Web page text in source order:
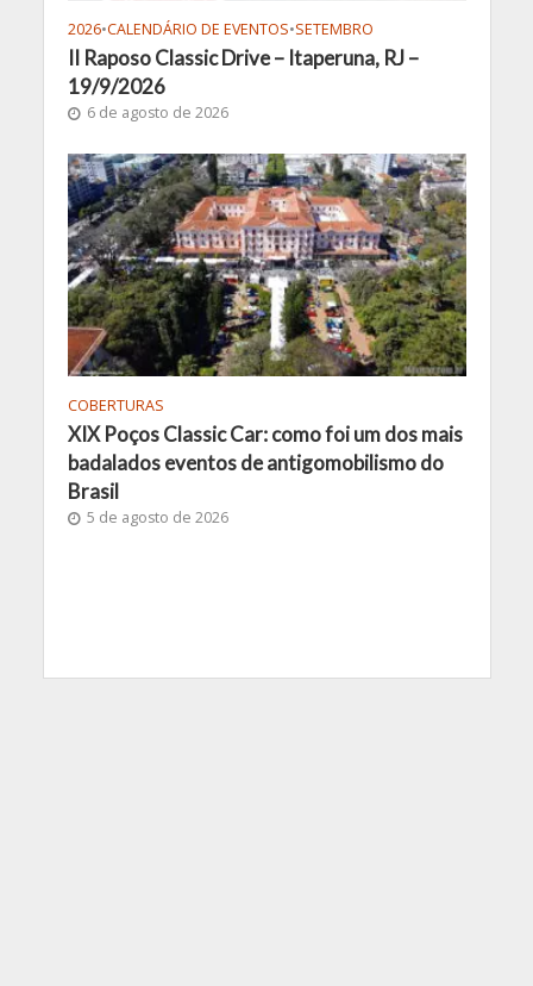
2026•CALENDÁRIO DE EVENTOS•SETEMBRO
II Raposo Classic Drive – Itaperuna, RJ –
19/9/2026
6 de agosto de 2026
COBERTURAS
XIX Poços Classic Car: como foi um dos mais
badalados eventos de antigomobilismo do
Brasil
5 de agosto de 2026